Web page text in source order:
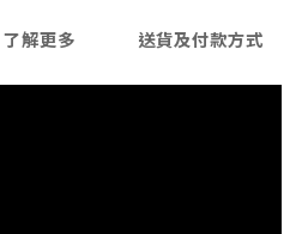
了解更多 送貨及付款方式